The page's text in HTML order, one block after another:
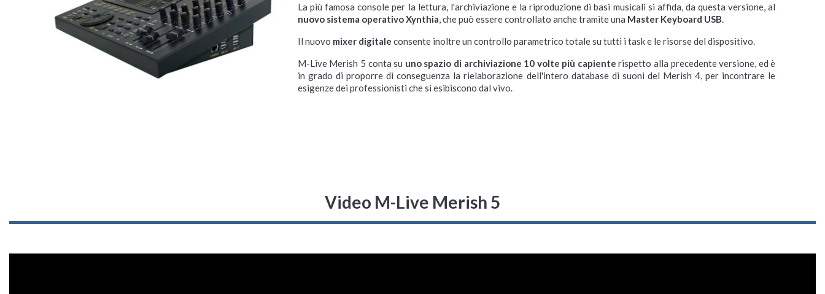
La più famosa console per la lettura, l'archiviazione e la riproduzione di basi musicali si affida, da questa versione, al
nuovo sistema operativo Xynthia , che può essere controllato anche tramite una Master Keyboard USB
Il nuovo mixer digitale consente inoltre un controllo parametrico totale su tutti i task e le risorse del dispositivo.
M-Live Merish 5 conta su uno spazio di archiviazione 10 volte più capiente rispetto alla precedente versione, ed è
in grado di proporre di conseguenza la rielaborazione dell'intero database di suoni del Merish 4, per incontrare le
esigenze dei professionisti che si esibiscono dal vivo.
Video M-Live Merish 5